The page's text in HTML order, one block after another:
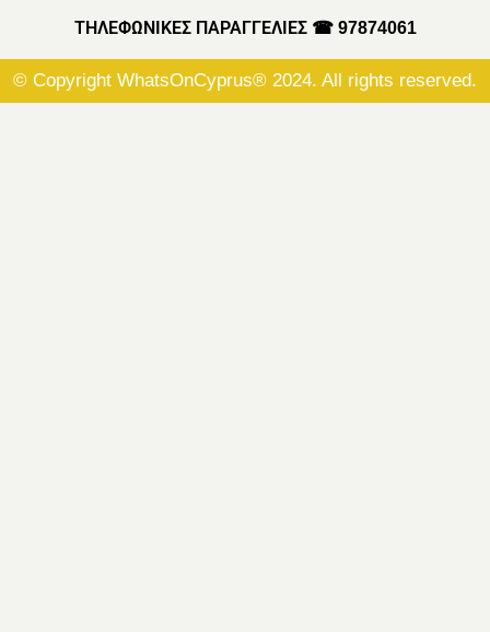
ΤΗΛΕΦΩΝΙΚΕΣ ΠΑΡΑΓΓΕΛΙΕΣ ☎ 97874061
© Copyright WhatsOnCyprus® 2024. All rights reserved.